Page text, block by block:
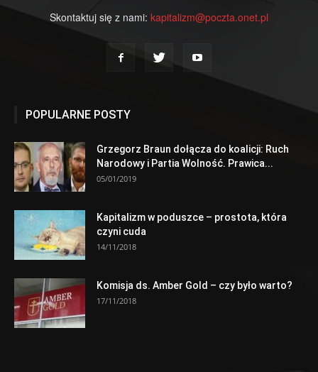
Skontaktuj się z nami: kapitalizm@poczta.onet.pl
POPULARNE POSTY
Grzegorz Braun dołącza do koalicji: Ruch
Narodowy i Partia Wolność. Prawica...
05/01/2019
Kapitalizm w poduszce – prostota, która
czyni cuda
14/11/2018
Komisja ds. Amber Gold – czy było warto?
17/11/2018